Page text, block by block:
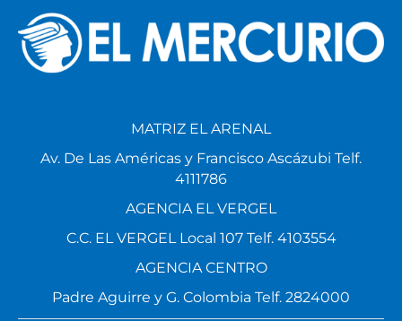
MATRIZ EL ARENAL
Av. De Las Américas y Francisco Ascázubi Telf.
4111786
AGENCIA EL VERGEL
C.C. EL VERGEL Local 107 Telf. 4103554
AGENCIA CENTRO
Padre Aguirre y G. Colombia Telf. 2824000